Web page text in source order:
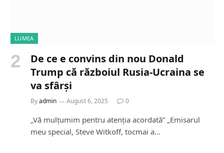
LUMEA
De ce e convins din nou Donald
Trump că războiul Rusia-Ucraina se
va sfârși
Byadmin August 6, 2025 0
„Vă mulțumim pentru atenția acordată” „Emisarul
meu special, Steve Witkoff, tocmai a…